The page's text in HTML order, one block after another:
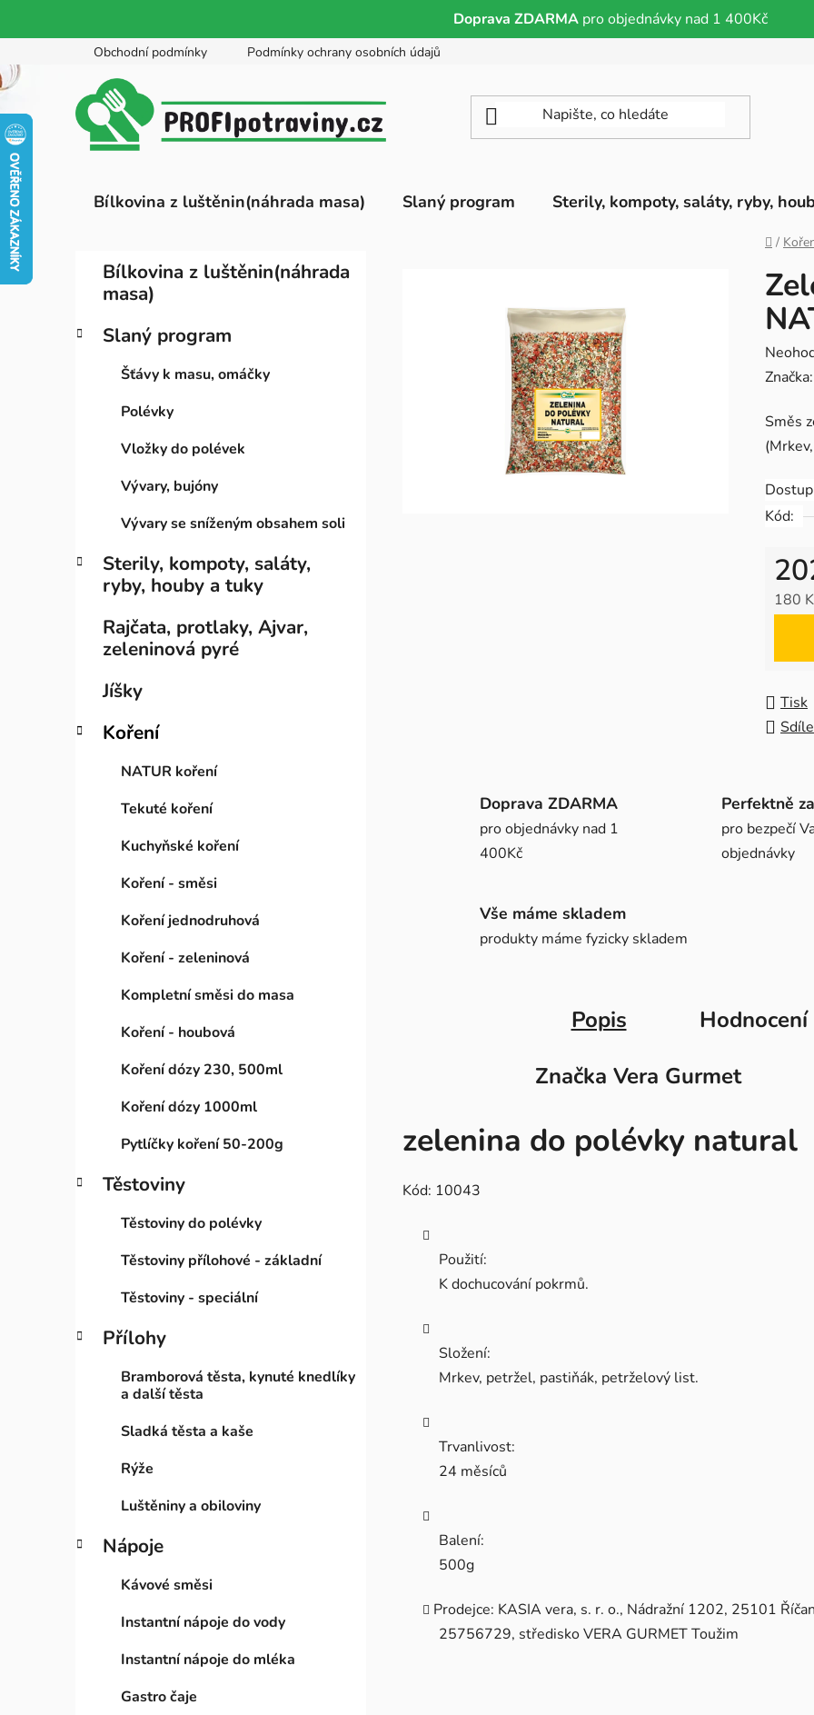
Doprava ZDARMA pro objednávky nad 1 400Kč
na
obsah
Obchodní podmínky Podmínky ochrany osobních údajů
Bílkovina z luštěnin(náhrada masa) Slaný program Sterily, kompoty, saláty, ryby,
Domů
/
t
l
Přeskočit
kategorie
g
Bílkovina z luštěnin(náhrada
masa)
Slaný program
Šťávy k masu, omáčky
Polévky
Vložky do polévek
Vývary, bujóny
Vývary se sníženým obsahem soli
Sterily, kompoty, saláty,
ryby, houby a tuky
Rajčata, protlaky, Ajvar,
zeleninová pyré
Jíšky
Koření
NATUR koření
Tekuté koření
Kuchyňské koření
Koření - směsi
Koření jednodruhová
Koření - zeleninová
Kompletní směsi do masa
Koření - houbová
Koření dózy 230, 500ml
Koření dózy 1000ml
Pytlíčky koření 50-200g
Těstoviny
Těstoviny do polévky
Těstoviny přílohové - základní
Těstoviny - speciální
Přílohy
Bramborová těsta, kynuté knedlíky
a další těsta
Sladká těsta a kaše
Rýže
Luštěniny a obiloviny
Nápoje
Kávové směsi
Instantní nápoje do vody
Instantní nápoje do mléka
Gastro čaje
je
0,0
5
Směs
Kód:
180
Tisk
Doprava ZDARMA
pro objednávky nad 1
400Kč
Perfektně
pro bezpečí
objednávky
Vše máme skladem
produkty máme fyzicky skladem
Popis
Hodnocení
Značka Vera Gurmet
zelenina do polévky natural
Kód: 10043
Použití:
K dochucování pokrmů.
Složení:
Mrkev, petržel, pastiňák, petrželový list.
Trvanlivost:
24 měsíců
Balení:
500g
Prodejce: KASIA vera, s. r. o., Nádražní 1202, 25101
25756729, středisko VERA GURMET Toužim